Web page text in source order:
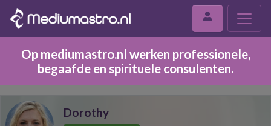
Op mediumastro.nl werken professionele,
begaafde en spirituele consulenten.
Dorothy